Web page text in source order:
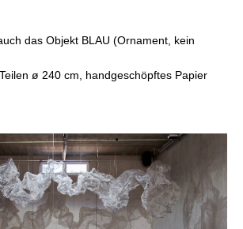
das Objekt BLAU (Ornament, kein
ø 240 cm, handgeschöpftes Papier